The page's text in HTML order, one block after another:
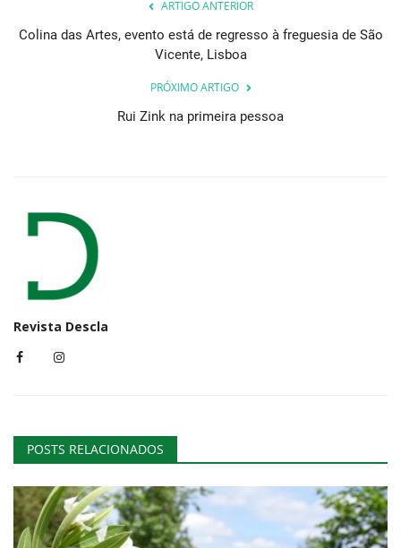
ARTIGO ANTERIOR
Colina das Artes, evento está de regresso à freguesia de São
Vicente, Lisboa
PRÓXIMO ARTIGO
Rui Zink na primeira pessoa
Revista Descla
POSTS RELACIONADOS